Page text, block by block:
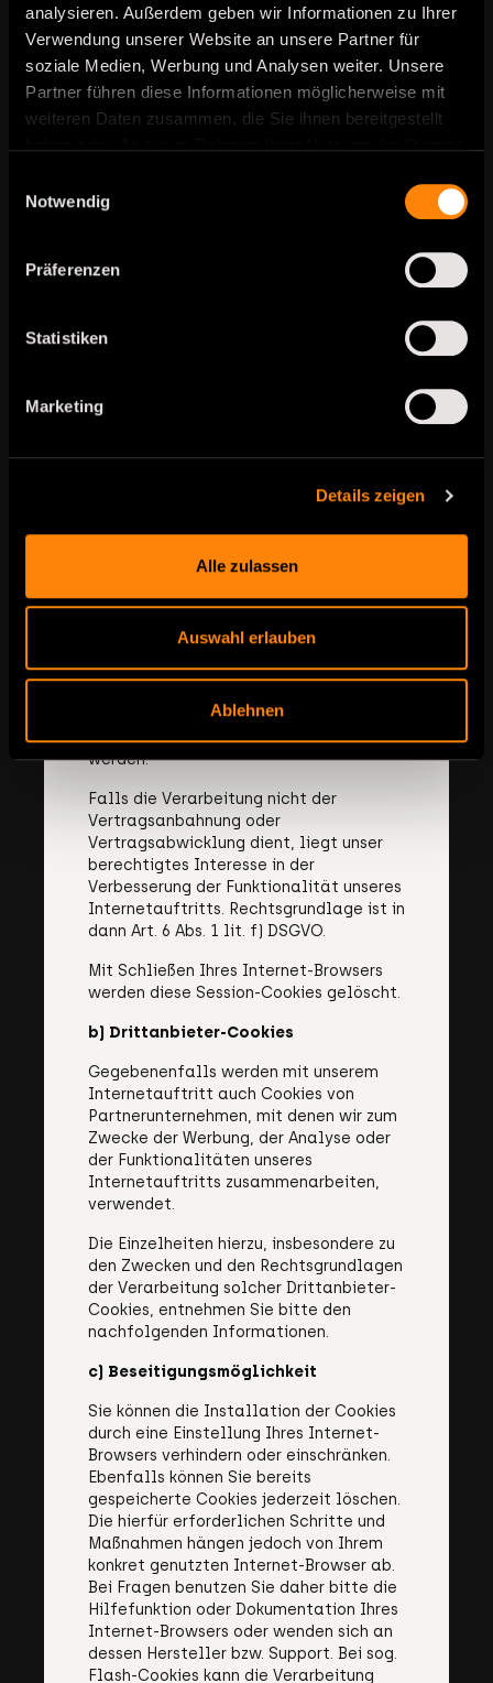
analysieren. Außerdem geben wir Informationen zu Ihrer
Verwendung unserer Website an unsere Partner für
soziale Medien, Werbung und Analysen weiter. Unsere
Partner führen diese Informationen möglicherweise mit
weiteren Daten zusammen, die Sie ihnen bereitgestellt
Notwendig
Präferenzen
Statistiken
Marketing
Details zeigen
Alle zulassen
Auswahl erlauben
Ablehnen
Andernfalls sind die Daten bis zur
endgültigen Klärung eines Vorfalls ganz
oder teilweise von der Löschung
ausgenommen.
Cookies
a) Sitzungs-Cookies/Session-Cookies
Wir verwenden mit unserem
Internetauftritt sog. Cookies. Cookies
Cookies werden im individuellen
oder Standortdaten oder Ihre IP-
Internetauftritt benutzerfreundlicher,
unseres Internetauftritts in
Angebot einer Warenkorbfunktion
Rechtsgrundlage dieser Verarbeitung ist
Cookies Daten zur Vertragsanbahnung
oder Vertragsabwicklung verarbeitet
werden.
Falls die Verarbeitung nicht der
Vertragsanbahnung oder
Vertragsabwicklung dient, liegt unser
berechtigtes Interesse in der
Verbesserung der Funktionalität unseres
Internetauftritts. Rechtsgrundlage ist in
dann Art. 6 Abs. 1 lit. f) DSGVO.
Mit Schließen Ihres Internet-Browsers
werden diese Session-Cookies gelöscht.
b) Drittanbieter-Cookies
Gegebenenfalls werden mit unserem
Internetauftritt auch Cookies von
Partnerunternehmen, mit denen wir zum
Zwecke der Werbung, der Analyse oder
der Funktionalitäten unseres
Internetauftritts zusammenarbeiten,
verwendet.
Die Einzelheiten hierzu, insbesondere zu
den Zwecken und den Rechtsgrundlagen
der Verarbeitung solcher Drittanbieter-
Cookies, entnehmen Sie bitte den
nachfolgenden Informationen.
c) Beseitigungsmöglichkeit
Sie können die Installation der Cookies
durch eine Einstellung Ihres Internet-
Browsers verhindern oder einschränken.
Ebenfalls können Sie bereits
gespeicherte Cookies jederzeit löschen.
Die hierfür erforderlichen Schritte und
Maßnahmen hängen jedoch von Ihrem
konkret genutzten Internet-Browser ab.
Bei Fragen benutzen Sie daher bitte die
Hilfefunktion oder Dokumentation Ihres
Internet-Browsers oder wenden sich an
dessen Hersteller bzw. Support. Bei sog.
Flash-Cookies kann die Verarbeitung